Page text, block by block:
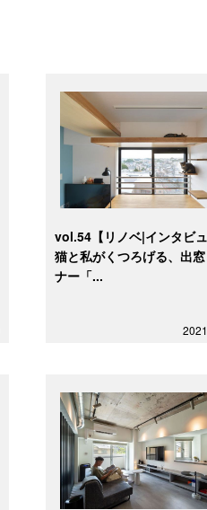
vol.54【リノベ|インタビュ
猫と私がくつろげる、出
ナー「...